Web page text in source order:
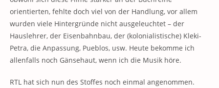
orientierten, fehlte doch viel von der Handlung, vor allem
wurden viele Hintergründe nicht ausgeleuchtet – der
Hauslehrer, der Eisenbahnbau, der (kolonialistische) Kleki-
Petra, die Anpassung, Pueblos, usw. Heute bekomme ich
allenfalls noch Gänsehaut, wenn ich die Musik höre.
RTL hat sich nun des Stoffes noch einmal angenommen.